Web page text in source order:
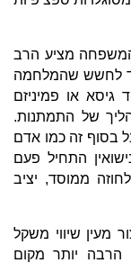
מציע הרב
לחשש שהמלחמה
גיסא או פמיניזם
של התמתנות.
בסוף זה כמו אדם
התחיל פעם
ממוסד, יציב
מעין שיווי משקל
יותר מקום